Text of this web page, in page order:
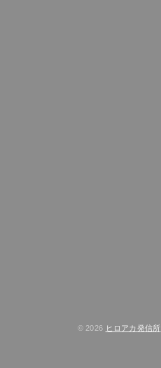
© 2026 ヒロアカ発信所